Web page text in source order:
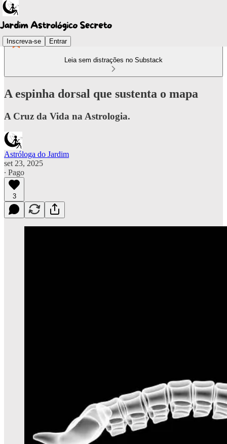
Inscreva-se Entrar
Leia sem distrações no Substack
A espinha dorsal que sustenta o mapa
A Cruz da Vida na Astrologia.
Astróloga do Jardim
set 23, 2025
∙ Pago
3